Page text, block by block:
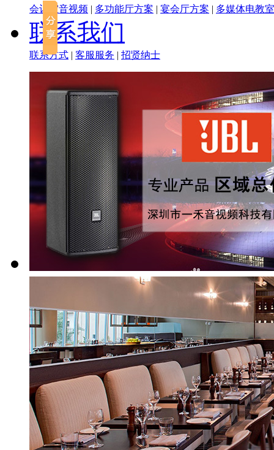
会议室音视频 | 多功能厅方案 | 宴会厅方案 | 多媒体电教室
联系我们
联系方式 | 客服服务 | 招贤纳士